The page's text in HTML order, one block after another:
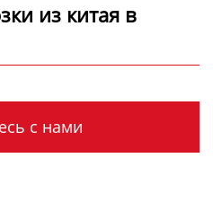
из китая в
с нами